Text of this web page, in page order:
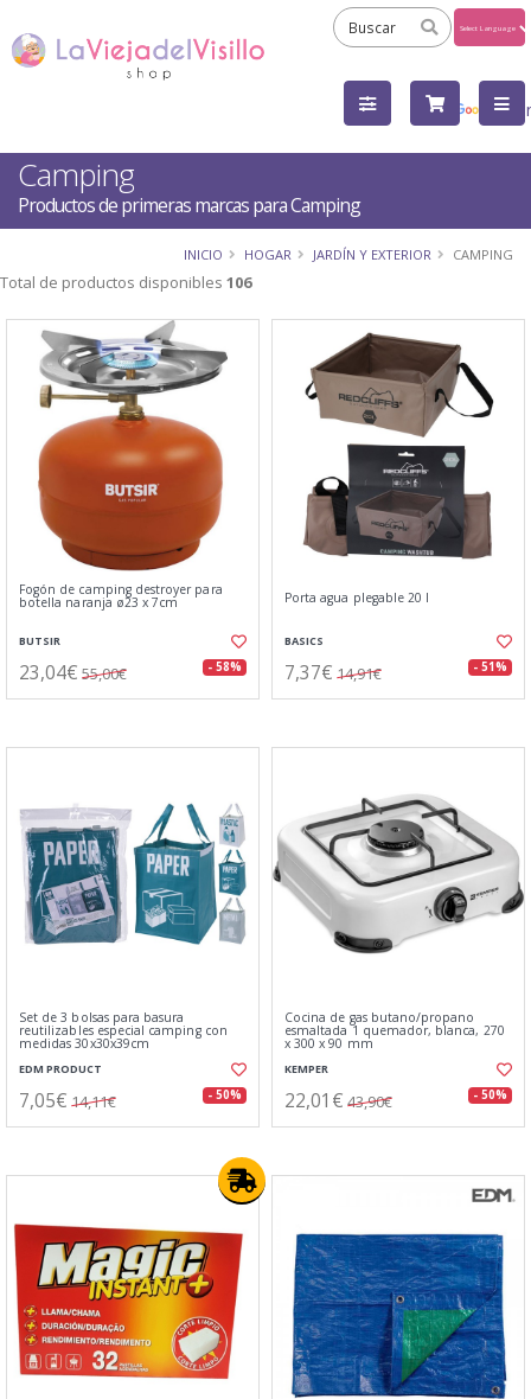
by
Camping
Productos de primeras marcas para Camping
INICIO HOGAR JARDÍN Y EXTERIOR CAMPING
Total de productos disponibles 106
Fogón de camping destroyer para
botella naranja ø23 x 7cm
BUTSIR
23,04€ 55,00€ - 58%
Porta agua plegable 20 l
BASICS
7,37€ 14,91€ - 51%
Set de 3 bolsas para basura
reutilizables especial camping con
medidas 30x30x39cm
EDM PRODUCT
7,05€ 14,11€ - 50%
Cocina de gas butano/propano
esmaltada 1 quemador, blanca, 270
x 300 x 90 mm
KEMPER
22,01€ 43,90€ - 50%